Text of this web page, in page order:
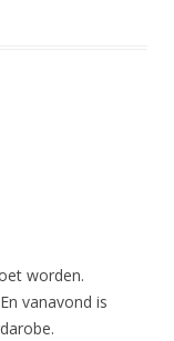
worden.
vanavond is